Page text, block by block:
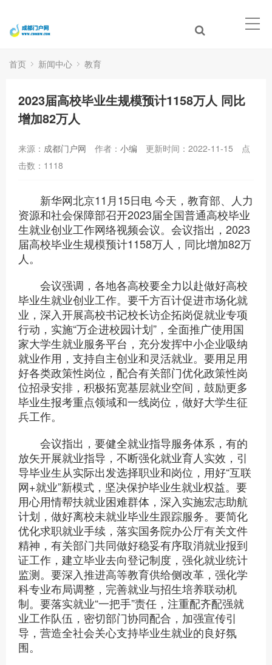
首页 新闻中心 教育
2023届高校毕业生规模预计1158万人 同比
增加82万人
来源： 成都门户网 作者： 小编 更新时间：2022-11-15
点
击数： 1118
新华网北京11月15日电 今天，教育部、人力
资源和社会保障部召开2023届全国普通高校毕业
生就业创业工作网络视频会议。会议指出，2023
届高校毕业生规模预计1158万人，同比增加82万
人。
会议强调，各地各高校要全力以赴做好高校
毕业生就业创业工作。要千方百计促进市场化就
业，深入开展高校书记校长访企拓岗促就业专项
行动，实施“万企进校园计划”，全面推广使用国
家大学生就业服务平台，充分发挥中小企业吸纳
就业作用，支持自主创业和灵活就业。要用足用
好各类政策性岗位，配合有关部门优化政策性岗
位招录安排，积极拓宽基层就业空间，鼓励更多
毕业生报考重点领域和一线岗位，做好大学生征
兵工作。
会议指出，要健全就业指导服务体系，有的
放矢开展就业指导，不断强化就业育人实效，引
导毕业生从实际出发选择职业和岗位，用好“互联
网+就业”新模式，坚决保护毕业生就业权益。要
用心用情帮扶就业困难群体，深入实施宏志助航
计划，做好离校未就业毕业生跟踪服务。要简化
优化求职就业手续，落实国务院办公厅有关文件
精神，有关部门共同做好稳妥有序取消就业报到
证工作，建立毕业去向登记制度，强化就业统计
监测。要深入推进高等教育供给侧改革，强化学
科专业布局调整，完善就业与招生培养联动机
制。要落实就业“一把手”责任，注重配齐配强就
业工作队伍，密切部门协同配合，加强宣传引
导，营造全社会关心支持毕业生就业的良好氛
围。